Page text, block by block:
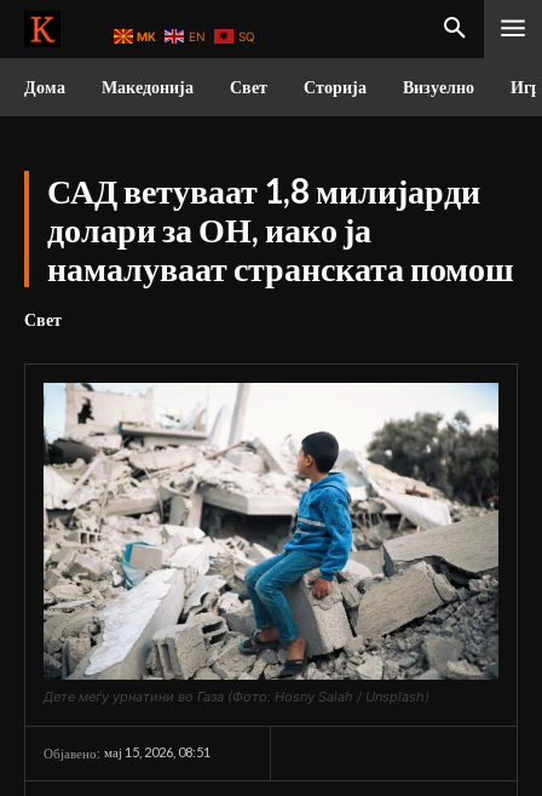
Дома Македонија Свет Сторија Визуелно
САД ветуваат 1,8 милијарди
долари за ОН, иако ја
намалуваат странската помош
Свет
Дете меѓу урнатини во Газа (Фото: Hosny Salah / Unsplash)
Објавено: мај 15, 2026, 08:51
MK EN SQ